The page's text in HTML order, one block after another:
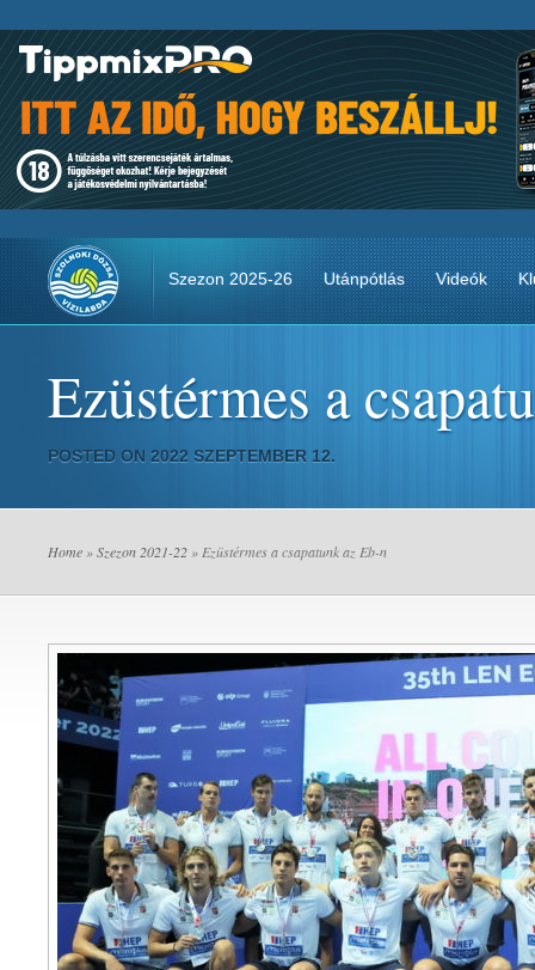
Szezon 2025-26 Utánpótlás Videók
Ezüstérmes a
POSTED ON 2022 SZEPTEMBER 12.
Home »Szezon 2021-22 » Ezüstérmes a csapatunk az Eb-n